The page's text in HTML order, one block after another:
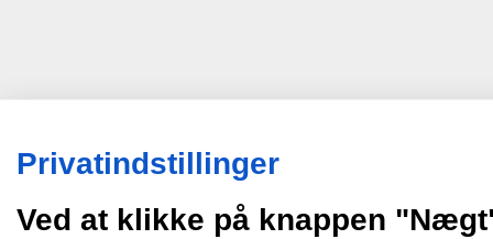
Privatindstillinger
Ved at klikke på knappen